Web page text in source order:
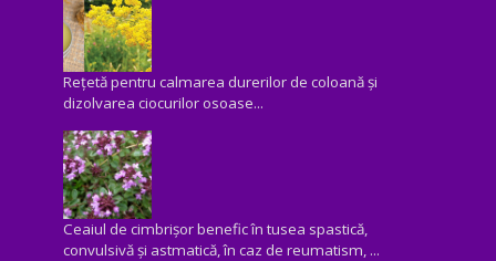
Rețetă pentru calmarea durerilor de coloană și
dizolvarea ciocurilor osoase...
Ceaiul de cimbrișor benefic în tusea spastică,
convulsivă şi astmatică, în caz de reumatism, ...